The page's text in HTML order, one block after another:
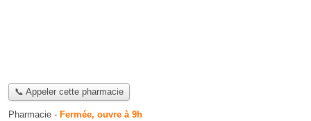
📞 Appeler cette pharmacie
Pharmacie - Fermée, ouvre à 9h